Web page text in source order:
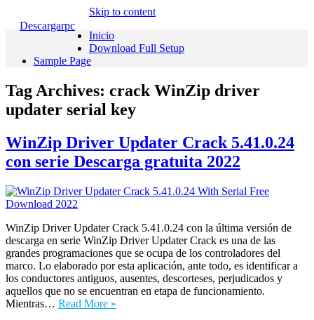
Descargarpc
Skip to content
Inicio
Download Full Setup
Sample Page
Tag Archives: crack WinZip driver
updater serial key
WinZip Driver Updater Crack 5.41.0.24
con serie Descarga gratuita 2022
WinZip Driver Updater Crack 5.41.0.24 con la última versión de
descarga en serie WinZip Driver Updater Crack es una de las
grandes programaciones que se ocupa de los controladores del
marco. Lo elaborado por esta aplicación, ante todo, es identificar a
los conductores antiguos, ausentes, descorteses, perjudicados y
aquellos que no se encuentran en etapa de funcionamiento.
Mientras… Read More »